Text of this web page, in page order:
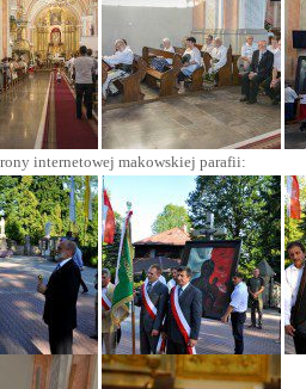
internetowej makowskiej parafii: